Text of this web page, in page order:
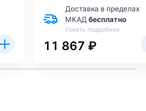
Доставка в пределах
МКАД бесплатно
Узнать подробнее
11 867 ₽